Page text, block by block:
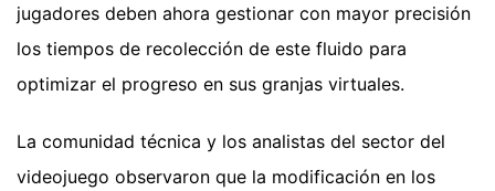
jugadores deben ahora gestionar con mayor precisión
los tiempos de recolección de este fluido para
optimizar el progreso en sus granjas virtuales.
La comunidad técnica y los analistas del sector del
videojuego observaron que la modificación en los